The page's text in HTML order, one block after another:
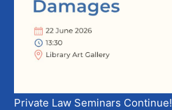
Private Law Seminars Continue!